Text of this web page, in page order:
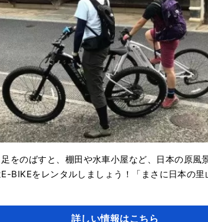
をのばすと、棚田や水車小屋など、日本の原風
BIKEをレンタルしましょう！「まさに日本の
詳しい情報はこちら